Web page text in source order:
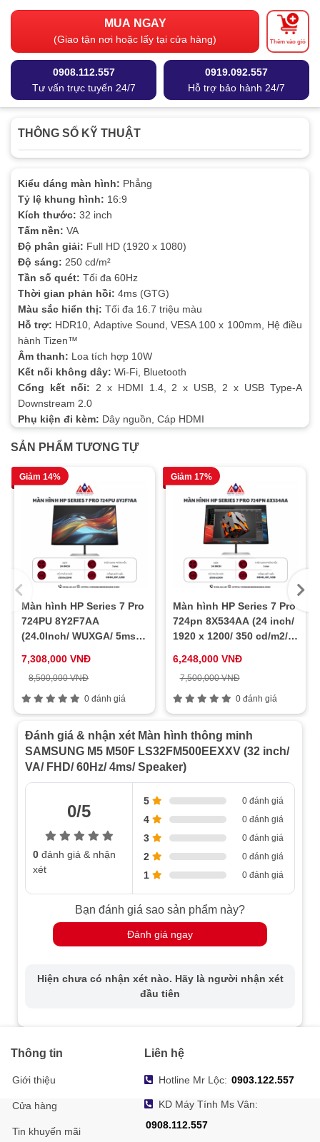
MUA NGAY
(Giao tận nơi hoặc lấy tại cửa hàng) Thêm vào giỏ
0908.112.557
Tư vấn trực tuyến 24/7
0919.092.557
Hỗ trợ bảo hành 24/7
THÔNG SỐ KỸ THUẬT
Kiểu dáng màn hình: Phẳng
Tỷ lệ khung hình: 16:9
Kích thước: 32 inch
Tấm nền: VA
Độ phân giải: Full HD (1920 x 1080)
Độ sáng: 250 cd/m²
Tần số quét: Tối đa 60Hz
Thời gian phản hồi: 4ms (GTG)
Màu sắc hiển thị: Tối đa 16.7 triệu màu
Hỗ trợ: HDR10, Adaptive Sound, VESA 100 x 100mm, Hệ điều
hành Tizen™
Âm thanh: Loa tích hợp 10W
Kết nối không dây: Wi-Fi, Bluetooth
Cổng kết nối: 2 x HDMI 1.4, 2 x USB, 2 x USB Type-A
Downstream 2.0
Phụ kiện đi kèm: Dây nguồn, Cáp HDMI
SẢN PHẨM TƯƠNG TỰ
Giảm 14%
Màn hình HP Series 7 Pro
724PU 8Y2F7AA
(24.0Inch/ WUXGA/ 5ms/
7,308,000 VNĐ
8,500,000 VNĐ
0 đánh giá
Giảm 17%
Màn hình HP Series 7 Pro
724pn 8X534AA (24 inch/
1920 x 1200/ 350 cd/m2/
6,248,000 VNĐ
7,500,000 VNĐ
0 đánh giá
Đánh giá & nhận xét Màn hình thông minh
SAMSUNG M5 M50F LS32FM500EEXXV (32 inch/
VA/ FHD/ 60Hz/ 4ms/ Speaker)
0/5
0 đánh giá & nhận
xét
5 0 đánh giá
4 0 đánh giá
3 0 đánh giá
2 0 đánh giá
1 0 đánh giá
Bạn đánh giá sao sản phẩm này?
Đánh giá ngay
Hiện chưa có nhận xét nào. Hãy là người nhận xét
đầu tiên
Thông tin
Giới thiệu
Cửa hàng
Tin khuyến mãi
Liên hệ
Hotline Mr Lộc: 0903.122.557
KD Máy Tính Ms Vân:
0908.112.557